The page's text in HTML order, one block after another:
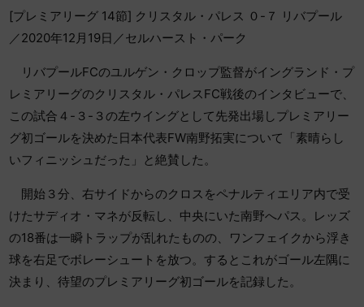
[プレミアリーグ 14節] クリスタル・パレス ０-７ リバプール
／2020年12月19日／セルハースト・パーク
リバプールFCのユルゲン・クロップ監督がイングランド・プ
レミアリーグのクリスタル・パレスFC戦後のインタビューで、
この試合４-３-３の左ウイングとして先発出場しプレミアリー
グ初ゴールを決めた日本代表FW南野拓実について「素晴らし
いフィニッシュだった」と絶賛した。
開始３分、右サイドからのクロスをペナルティエリア内で受
けたサディオ・マネが反転し、中央にいた南野へパス。レッズ
の18番は一瞬トラップが乱れたものの、ワンフェイクから浮き
球を右足でボレーシュートを放つ。するとこれがゴール左隅に
決まり、待望のプレミアリーグ初ゴールを記録した。